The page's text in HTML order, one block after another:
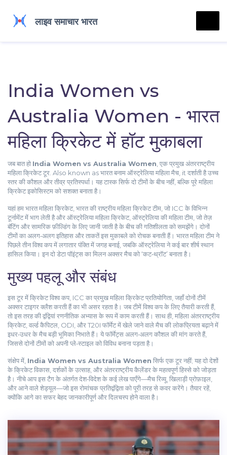
India Women vs
Australia Women - भारत
महिला क्रिकेट में हॉट मुकाबला
जब बात हो India Women vs Australia Women एक प्रमुख अंतरराष्ट्रीय
महिला क्रिकेट टूर . Also known asभारत बनाम ऑस्ट्रेलिया महिला मैच , it दर्शाती है उच्च
स्तर की कौशल और तीव्र प्रतिस्पर्धा । यह टास्क सिर्फ दो टीमों के बीच नहीं, बल्कि पूरे महिला
क्रिकेट इकोसिस्टम को सशक्त बनाता है।
यहां हमभारत महिला क्रिकेट, भारत की राष्ट्रीय महिला क्रिकेट टीम, जो ICC के विभिन्न
टूर्नामेंट में भाग लेती हैऔरऑस्ट्रेलिया महिला क्रिकेट, ऑस्ट्रेलिया की महिला टीम, जो तेज़
बॅटिंग और सामरिक फ़ील्डिंग के लिए जानी जाती हैके बीच की गतिशीलता को समझेंगे। दोनों
टीमों का अलग‑अलग इतिहास और ताकतें इस मुकाबले को रोचक बनाती हैं। भारत महिला टीम ने
पिछले तीन विश्व कप में लगातार पंक्ति में जगह बनाई, जबकि ऑस्ट्रेलिया ने कई बार शीर्ष स्थान
हासिल किया। इन दो डेटा पॉइंट्स का मिलन अक्सर मैच को ‘कट‑थ्रॉट’ बनाता है।
मुख्य पहलू और संबंध
इस टूर मेंक्रिकेट विश्व कप, ICC का प्रमुख महिला क्रिकेट प्रतियोगिता, जहाँ दोनों टीमें
अक्सर टाइगर क्लैश करती हैंका भी असर रहता है। जब टीमें विश्व कप के लिए तैयारी करती हैं,
तो इस तरह की द्वंद्वियां रणनीतिक अभ्यास के रूप में काम करती हैं। साथ ही, महिला अंतरराष्ट्रीय
क्रिकेट, वर्ल्ड कैपिटल, ODI, और T20I फॉर्मेट में खेले जाने वाले मैचकी लोकप्रियता बढ़ाने में
इधर‑उधर के मैच बड़ी भूमिका निभाते हैं। ये फॉर्मेट्स अलग‑अलग कौशल की मांग करते हैं,
जिससे दोनों टीमों को अपनी प्ले‑स्टाइल को विविध बनाना पड़ता है।
संक्षेप में, India Women vs Australia Women सिर्फ एक टूर नहीं; यह दो देशों
के क्रिकेट विकास, दर्शकों के उत्साह, और अंतरराष्ट्रीय कैलेंडर के महत्वपूर्ण हिस्से को जोड़ता
है। नीचे आप इस टैग के अंतर्गत देश‑विदेश के कई लेख पाएँगे—मैच रिव्यू, खिलाड़ी प्रोफ़ाइल,
और आने वाले शेड्यूल—जो इस रोमांचक प्रतिद्वंद्विता को पूरी तरह से कवर करेंगे। तैयार रहें,
क्योंकि आगे का सफर बेहद जानकारीपूर्ण और दिलचस्प होने वाला है।